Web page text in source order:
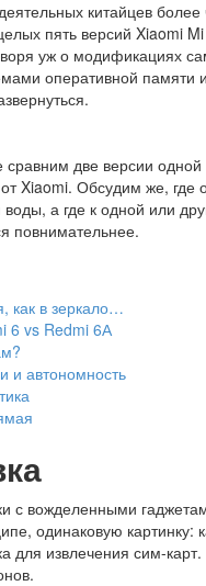
китайцев
пять версий Xiaomi
уж о модификациях
оперативной памяти
сравним две версии
Xiaomi. Обсудим же, где
а где к одной или
повнимательнее.
как в зеркало…
6 vs Redmi 6А
и автономность
с вожделенными
одинаковую картинку:
для извлечения сим-